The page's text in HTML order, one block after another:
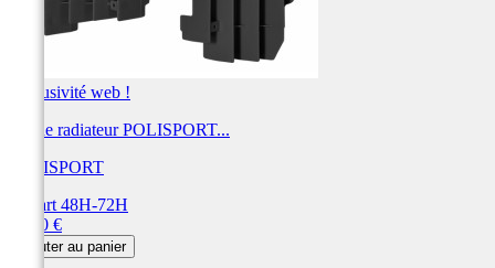
Exclusivité web !
Cache radiateur POLISPORT...
POLISPORT
Départ 48H-72H
31,00 €
Ajouter au panier